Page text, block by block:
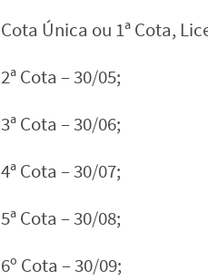
Cota Única ou 1ª Cota,
2ª Cota – 30/05;
3ª Cota – 30/06;
4ª Cota – 30/07;
5ª Cota – 30/08;
6º Cota – 30/09;